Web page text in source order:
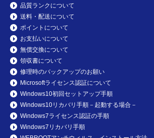
品質ランクについて
送料・配送について
ポイントについて
お支払いについて
無償交換について
領収書について
修理時のバックアップのお願い
Microsoftライセンス認証について
Windows10初回セットアップ手順
Windows10リカバリ手順－起動する場合－
Windows7ライセンス認証の手順
Windows7リカバリ手順